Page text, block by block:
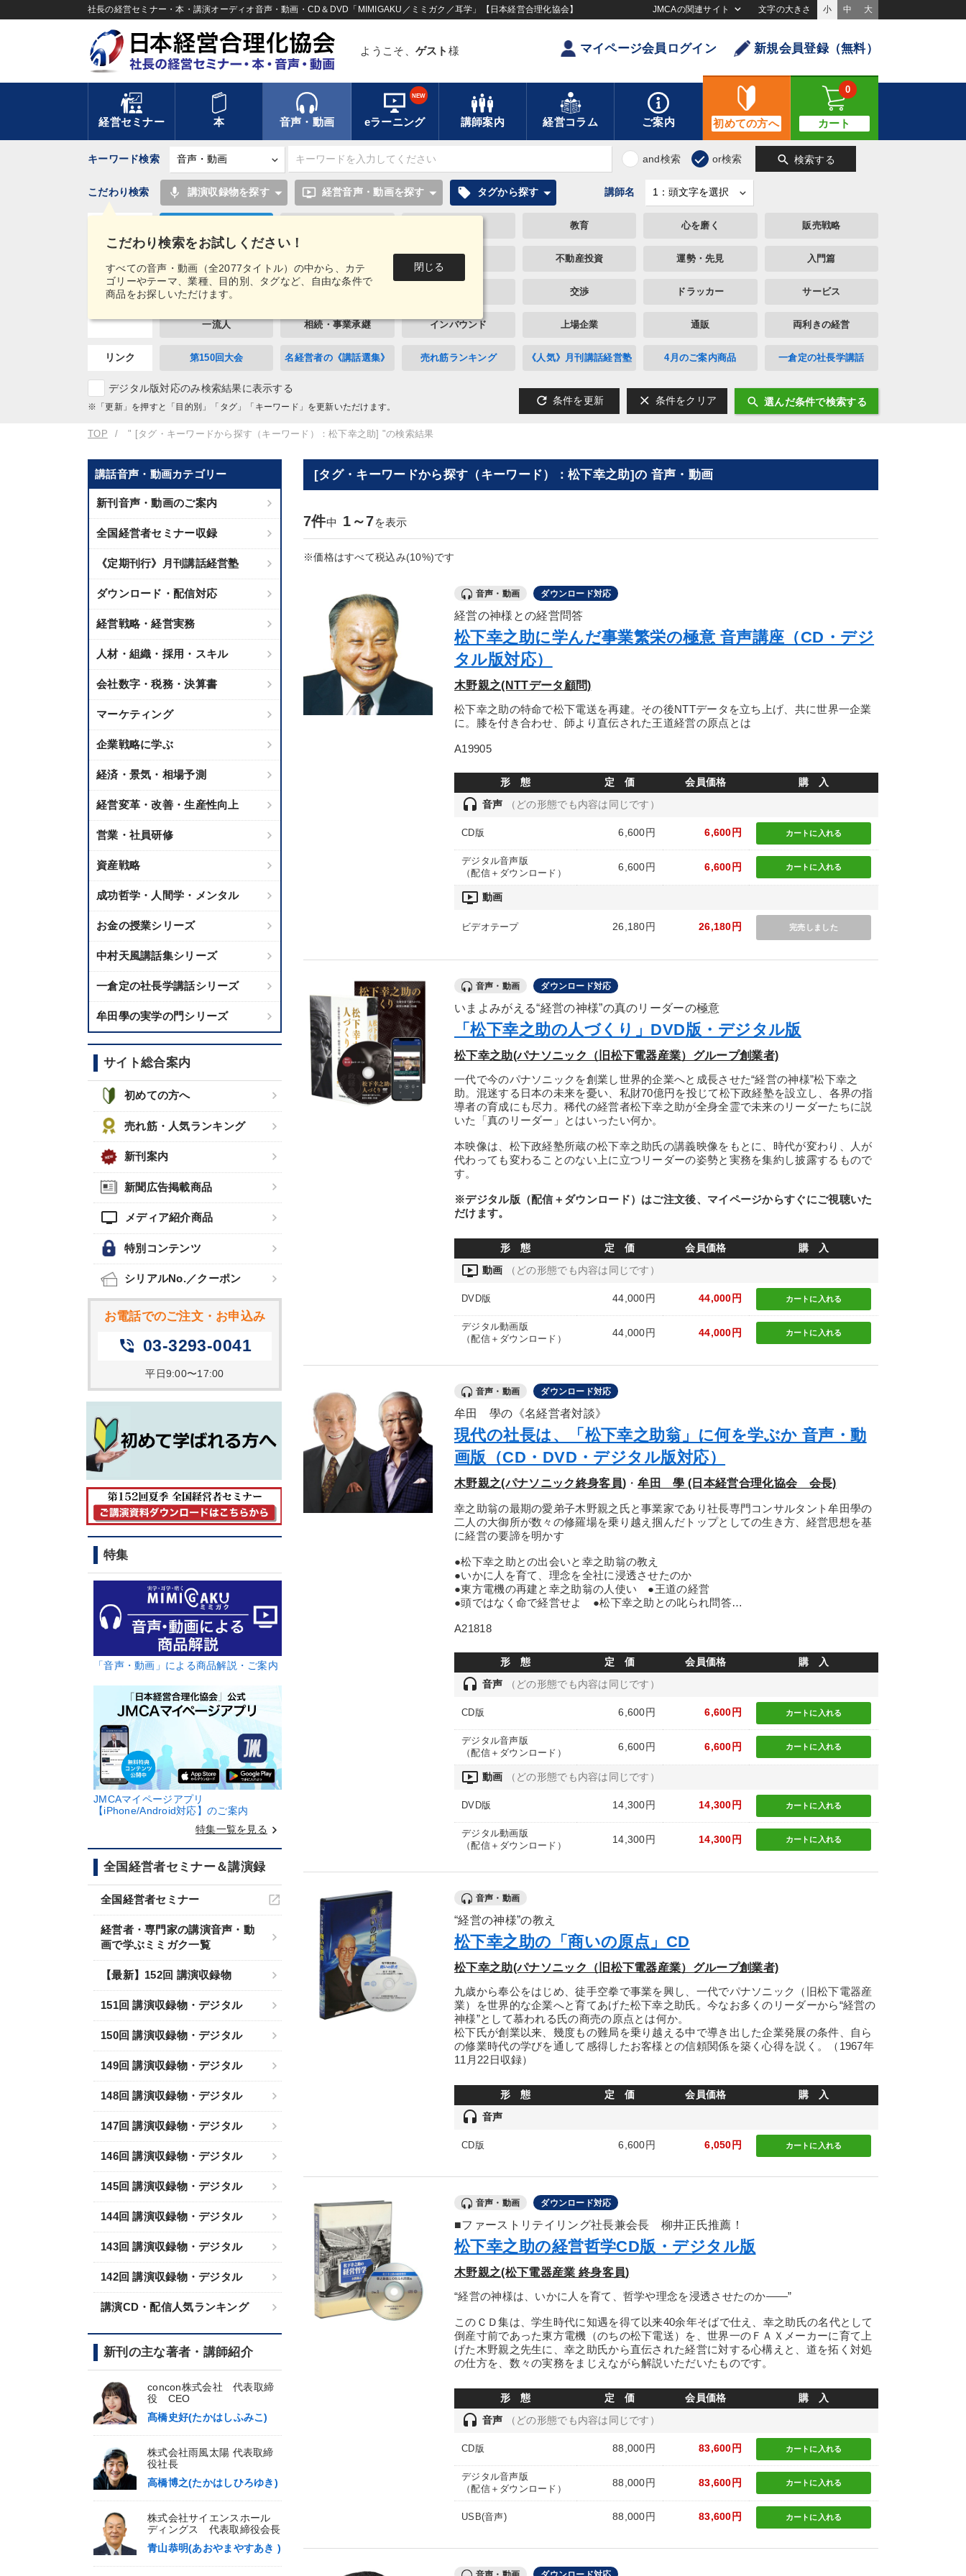
社長の経営セミナー・本・講演オーディオ音声・動画・CD＆DVD「MIMIGAKU／ミミガク／耳学」【日本経営合理化協会】 JMCAの関連サイト 文字の大きさ 小 中 大
ようこそ、 ゲスト 様 マイページ会員ログイン 新規会員登録（無料）
経営セミナー 本 音声・動画 eラーニング
NEW
講師案内 経営コラム ご案内 初めての方へ カート
0
キーワード検索 and検索 or検索 search 検索する
こだわり検索をお試しください！
すべての音声・動画（全2077タイトル）の中から、カテ
ゴリーやテーマ、業種、目的別、タグなど、自由な条件で
商品をお探しいただけます。
閉じる
こだわり検索 mic 講演収録物を探す ondemand_video 経営音声・動画を探す local_offer タグから探す 講師名
タグ・
キーワード
教育 心を磨く 販売戦略
大竹愼一 不動産投資 運勢・先見 入門篇
井上和弘 交渉 ドラッカー サービス
一流人 相続・事業承継 インバウンド 上場企業 通販 両利きの経営
リンク 第150回大会 名経営者の《講話選集》 売れ筋ランキング 《人気》月刊講話経営塾 4月のご案内商品 一倉定の社長学講話
デジタル版対応のみ検索結果に表示する
※「更新」を押すと「目的別」「タグ」「キーワード」を更新いただけます。 refresh 条件を更新 clear 条件をクリア search 選んだ条件で検索する
TOP " [タグ・キーワードから探す（キーワード）：松下幸之助] "の検索結果
講話音声・動画カテゴリー
新刊音声・動画のご案内
全国経営者セミナー収録
《定期刊行》月刊講話経営塾
ダウンロード・配信対応
経営戦略・経営実務
人材・組織・採用・スキル
会社数字・税務・決算書
マーケティング
企業戦略に学ぶ
経済・景気・相場予測
経営変革・改善・生産性向上
営業・社員研修
資産戦略
成功哲学・人間学・メンタル
お金の授業シリーズ
中村天風講話集シリーズ
一倉定の社長学講話シリーズ
牟田學の実学の門シリーズ
サイト総合案内
初めての方へ
売れ筋・人気ランキング
新刊案内
新聞広告掲載商品
tv メディア紹介商品
特別コンテンツ
シリアルNo.／クーポン
お電話でのご注文・お申込み
phone_in_talk 03-3293-0041
平日9:00〜17:00
特集
「音声・動画」による商品解説・ご案内
JMCAマイページアプリ
【iPhone/Android対応】のご案内
特集一覧を見る keyboard_arrow_right
全国経営者セミナー＆講演録
全国経営者セミナー
経営者・専門家の講演音声・動
画で学ぶミミガク一覧
【最新】152回 講演収録物
151回 講演収録物・デジタル
150回 講演収録物・デジタル
149回 講演収録物・デジタル
148回 講演収録物・デジタル
147回 講演収録物・デジタル
146回 講演収録物・デジタル
145回 講演収録物・デジタル
144回 講演収録物・デジタル
143回 講演収録物・デジタル
142回 講演収録物・デジタル
講演CD・配信人気ランキング
新刊の主な著者・講師紹介
concon株式会社 代表取締
役 CEO
髙橋史好(たかはしふみこ)
株式会社雨風太陽 代表取締
役社長
高橋博之(たかはしひろゆき)
株式会社サイエンスホール
ディングス 代表取締役会長
青山恭明(あおやまやすあき )
[タグ・キーワードから探す（キーワード）：松下幸之助]の 音声・動画
7件中 1～7を表示
※価格はすべて税込み(10%)です
音声・動画 ダウンロード対応
経営の神様との経営問答
松下幸之助に学んだ事業繁栄の極意 音声講座（CD・デジ
タル版対応）
木野親之(NTTデータ顧問)
松下幸之助の特命で松下電送を再建。その後NTTデータを立ち上げ、共に世界一企業
に。膝を付き合わせ、師より直伝された王道経営の原点とは
A19905
形 態 定 価 会員価格 購 入
headset 音声 （どの形態でも内容は同じです）
CD版 6,600円 6,600円 カートに 入れる
デジタル音声版
（配信＋ダウンロード）
6,600円 6,600円 カートに 入れる
ondemand_video 動画
ビデオテープ 26,180円 26,180円 完売しました
音声・動画 ダウンロード対応
いまよみがえる“経営の神様”の真のリーダーの極意
「松下幸之助の人づくり」DVD版・デジタル版
松下幸之助(パナソニック（旧松下電器産業）グループ創業者)
一代で今のパナソニックを創業し世界的企業へと成長させた“経営の神様”松下幸之
助。混迷する日本の未来を憂い、私財70億円を投じて松下政経塾を設立し、各界の指
導者の育成にも尽力。稀代の経営者松下幸之助が全身全霊で未来のリーダーたちに説
いた「真のリーダー」とはいったい何か。
本映像は、松下政経塾所蔵の松下幸之助氏の講義映像をもとに、時代が変わり、人が
代わっても変わることのない上に立つリーダーの姿勢と実務を集約し披露するもので
す。
※デジタル版（配信＋ダウンロード）はご注文後、マイページからすぐにご視聴いた
だけます。
形 態 定 価 会員価格 購 入
ondemand_video 動画 （どの形態でも内容は同じです）
DVD版 44,000円 44,000円 カートに 入れる
デジタル動画版
（配信＋ダウンロード）
44,000円 44,000円 カートに 入れる
音声・動画 ダウンロード対応
牟田 學の《名経営者対談》
現代の社長は、「松下幸之助翁」に何を学ぶか 音声・動
画版（CD・DVD・デジタル版対応）
木野親之(パナソニック終身客員) ・牟田 學 (日本経営合理化協会 会長)
幸之助翁の最期の愛弟子木野親之氏と事業家であり社長専門コンサルタント牟田學の
二人の大御所が数々の修羅場を乗り越え掴んだトップとしての生き方、経営思想を基
に経営の要諦を明かす
●松下幸之助との出会いと幸之助翁の教え
●いかに人を育て、理念を全社に浸透させたのか
●東方電機の再建と幸之助翁の人使い ●王道の経営
●頭ではなく命で経営せよ ●松下幸之助との叱られ問答…
A21818
形 態 定 価 会員価格 購 入
headset 音声 （どの形態でも内容は同じです）
CD版 6,600円 6,600円 カートに 入れる
デジタル音声版
（配信＋ダウンロード）
6,600円 6,600円 カートに 入れる
ondemand_video 動画 （どの形態でも内容は同じです）
DVD版 14,300円 14,300円 カートに 入れる
デジタル動画版
（配信＋ダウンロード）
14,300円 14,300円 カートに 入れる
音声・動画
“経営の神様”の教え
松下幸之助の「商いの原点」CD
松下幸之助(パナソニック（旧松下電器産業）グループ創業者)
九歳から奉公をはじめ、徒手空拳で事業を興し、一代でパナソニック（旧松下電器産
業）を世界的な企業へと育てあげた松下幸之助氏。今なお多くのリーダーから“経営の
神様”として慕われる氏の商売の原点とは何か。
松下氏が創業以来、幾度もの難局を乗り越える中で導き出した企業発展の条件、自ら
の修業時代の学びを通して感得したお客様との信頼関係を築く心得を説く。（1967年
11月22日収録）
形 態 定 価 会員価格 購 入
headset 音声
CD版 6,600円 6,050円 カートに 入れる
音声・動画 ダウンロード対応
■ファーストリテイリング社長兼会長 柳井正氏推薦！
松下幸之助の経営哲学CD版・デジタル版
木野親之(松下電器産業 終身客員)
“経営の神様は、いかに人を育て、哲学や理念を浸透させたのか――”
このＣＤ集は、学生時代に知遇を得て以来40余年そばで仕え、幸之助氏の名代として
倒産寸前であった東方電機（のちの松下電送）を、世界一のＦＡＸメーカーに育て上
げた木野親之先生に、幸之助氏から直伝された経営に対する心構えと、道を拓く対処
の仕方を、数々の実務をまじえながら解説いただいたものです。
形 態 定 価 会員価格 購 入
headset 音声 （どの形態でも内容は同じです）
CD版 88,000円 83,600円 カートに 入れる
デジタル音声版
（配信＋ダウンロード）
88,000円 83,600円 カートに 入れる
USB(音声) 88,000円 83,600円 カートに 入れる